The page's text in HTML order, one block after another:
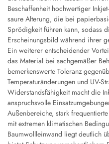
Beschaffenheit hochwertiger
saure Alterung, die bei
Sprödigkeit führen kann, sodass
Erscheinungsbild während ihrer
Ein weiterer entscheidender
das Material bei sachgemäßer
bemerkenswerte Toleranz
Temperaturänderungen und UV-
Widerstandsfähigkeit macht die
anspruchsvolle
Außenbereiche, stark
mit extremen klimatischen
Baumwollleinwand liegt deutlich